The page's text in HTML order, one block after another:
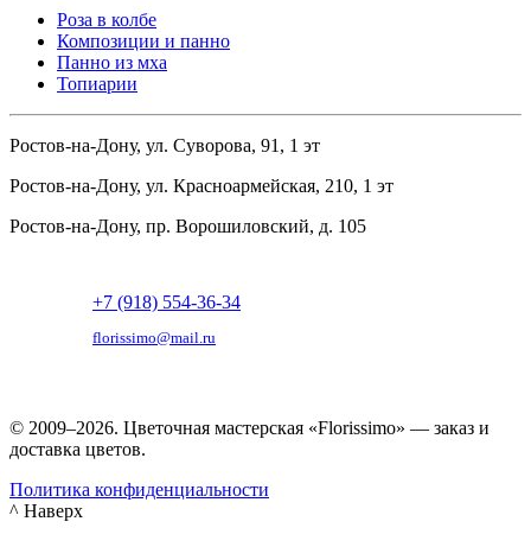
Роза в колбе
Композиции и панно
Панно из мха
Топиарии
Ростов-на-Дону, ул. Суворова, 91, 1 эт
Ростов-на-Дону, ул. Красноармейская, 210, 1 эт
Ростов-на-Дону, пр. Ворошиловский, д. 105
+7 (918) 554-36-34
florissimo@mail.ru
© 2009–2026. Цветочная мастерская «Florissimo» — заказ и
доставка цветов.
Политика конфиденциальности
^ Наверх